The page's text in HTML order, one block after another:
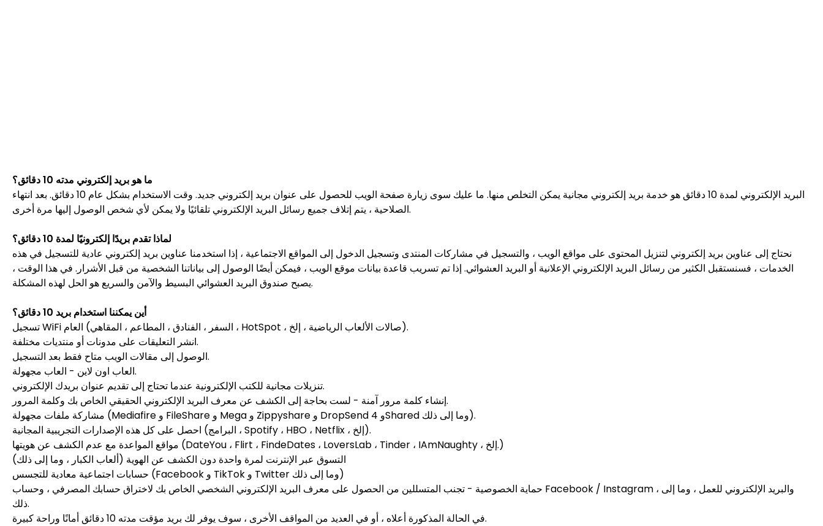
ما هو بريد إلكتروني مدته 10 دقائق؟
البريد الإلكتروني لمدة 10 دقائق هو خدمة بريد إلكتروني مجانية يمكن التخلص منها. ما عليك سوى زيارة صفحة الويب للحصول على عنوان بريد إلكتروني جديد. وقت الاستخدام بشكل عام 10 دقائق. بعد انتهاء
الصلاحية ، يتم إتلاف جميع رسائل البريد الإلكتروني تلقائيًا ولا يمكن لأي شخص الوصول إليها مرة أخرى.
لماذا تقدم بريدًا إلكترونيًا لمدة 10 دقائق؟
نحتاج إلى عناوين بريد إلكتروني لتنزيل المحتوى على مواقع الويب ، والتسجيل في مشاركات المنتدى وتسجيل الدخول إلى المواقع الاجتماعية ، إذا استخدمنا عناوين بريد إلكتروني عادية للتسجيل في هذه
الخدمات ، فسنستقبل الكثير من رسائل البريد الإلكتروني الإعلانية أو البريد العشوائي. إذا تم تسريب قاعدة بيانات موقع الويب ، فيمكن أيضًا الوصول إلى بياناتنا الشخصية من قبل الأشرار. في هذا الوقت ،
يصبح صندوق البريد العشوائي البسيط والآمن والسريع هو الحل لهذه المشكلة.
أين يمكننا استخدام بريد 10 دقائق؟
تسجيل WiFi العام (السفر ، الفنادق ، المطاعم ، المقاهي ، HotSpot ، صالات الألعاب الرياضية ، إلخ).
انشر التعليقات على مدونات أو منتديات مختلفة.
الوصول إلى مقالات الويب متاح فقط بعد التسجيل.
العاب اون لاين - العاب مجهولة.
تنزيلات مجانية للكتب الإلكترونية عندما تحتاج إلى تقديم عنوان بريدك الإلكتروني.
إنشاء كلمة مرور آمنة - لست بحاجة إلى الكشف عن معرف البريد الإلكتروني الحقيقي الخاص بك وكلمة المرور.
مشاركة ملفات مجهولة (Mediafire و FileShare و Mega و Zippyshare و DropSend و 4Shared وما إلى ذلك).
احصل على كل هذه الإصدارات التجريبية المجانية (البرامج ، Spotify ، HBO ، Netflix ، إلخ).
مواقع المواعدة مع عدم الكشف عن هويتها (DateYou ، Flirt ، FindeDates ، LoversLab ، Tinder ، IAmNaughty ، إلخ.)
التسوق عبر الإنترنت لمرة واحدة دون الكشف عن الهوية (ألعاب الكبار ، وما إلى ذلك)
حسابات اجتماعية معادية للتجسس (Facebook و TikTok و Twitter وما إلى ذلك)
حماية الخصوصية - تجنب المتسللين من الحصول على معرف البريد الإلكتروني الشخصي الخاص بك لاختراق حسابك المصرفي ، وحساب Facebook / Instagram ، والبريد الإلكتروني للعمل ، وما إلى
ذلك.
في الحالة المذكورة أعلاه ، أو في العديد من المواقف الأخرى ، سوف يوفر لك بريد مؤقت مدته 10 دقائق أمانًا وراحة كبيرة.